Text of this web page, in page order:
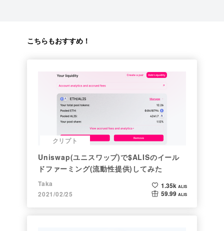
こちらもおすすめ！
クリプト
Uniswap(ユニスワップ)で$ALISのイール
ドファーミング(流動性提供)してみた
Taka
2021/02/25
1.35k ALIS
59.99 ALIS